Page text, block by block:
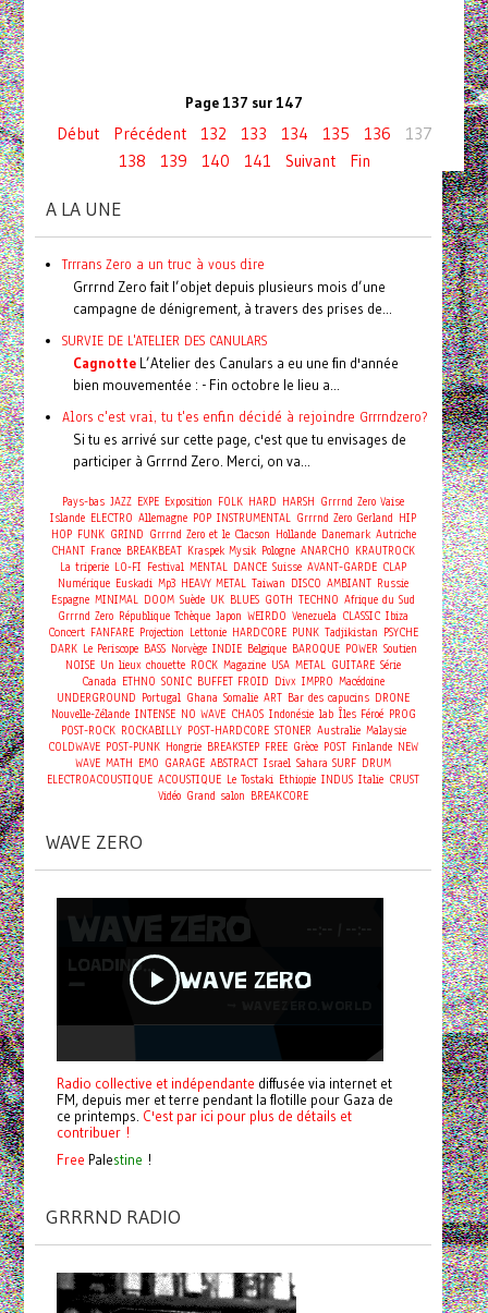
Page 137 sur 147
Début Précédent 132 133 134 135 136
137
138
139 140 141 Suivant Fin
A LA UNE
Trrrans Zero a un truc à vous dire
Grrrnd Zero fait l’objet depuis plusieurs mois d’une
campagne de dénigrement, à travers des prises de...
SURVIE DE L'ATELIER DES CANULARS
CagnotteL’Atelier des Canulars a eu une fin d'année
bien mouvementée : - Fin octobre le lieu a...
Alors c'est vrai, tu t'es enfin décidé à rejoindre Grrrndzero?
Si tu es arrivé sur cette page, c'est que tu envisages de
participer à Grrrnd Zero. Merci, on va...
Pays-bas JAZZ EXPE Exposition FOLK HARD HARSH Grrrnd Zero Vaise
Islande ELECTRO Allemagne POP INSTRUMENTAL Grrrnd Zero Gerland HIP
HOP FUNK GRIND Grrrnd Zero et le Clacson Hollande Danemark Autriche
CHANT France BREAKBEAT Kraspek Mysik Pologne ANARCHO KRAUTROCK
La triperie LO-FI Festival MENTAL DANCE Suisse AVANT-GARDE CLAP
Numérique Euskadi Mp3 HEAVY METAL Taiwan DISCO AMBIANT Russie
Espagne MINIMAL DOOM Suède UK BLUES GOTH TECHNO Afrique du Sud
Grrrnd Zero République Tchèque Japon WEIRDO Venezuela CLASSIC Ibiza
Concert FANFARE Projection Lettonie HARDCORE PUNK Tadjikistan PSYCHE
DARK Le Periscope BASS Norvège INDIE Belgique BAROQUE POWER Soutien
NOISE Un lieux chouette ROCK Magazine USA METAL GUITARE Série
Canada ETHNO SONIC BUFFET FROID Divx IMPRO Macédoine
UNDERGROUND Portugal Ghana Somalie ART Bar des capucins DRONE
Nouvelle-Zélande INTENSE NO WAVE CHAOS Indonésie lab Îles Féroé PROG
POST-ROCK ROCKABILLY POST-HARDCORE STONER Australie Malaysie
COLDWAVE POST-PUNK Hongrie BREAKSTEP FREE Grèce POST Finlande NEW
WAVE MATH EMO GARAGE ABSTRACT Israel Sahara SURF DRUM
ELECTROACOUSTIQUE ACOUSTIQUE Le Tostaki Ethiopie INDUS Italie CRUST
Vidéo Grand salon BREAKCORE
WAVE ZERO
Radio collective et indépendante diffusée via internet et
FM, depuis mer et terre pendant la flotille pour Gaza de
ce printemps. C'est par ici pour plus de détails et
contribuer !
Free Palestine !
GRRRND RADIO